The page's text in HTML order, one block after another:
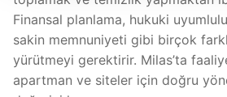
Finansal planlama, hukuki
sakin memnuniyeti gibi birçok
yürütmeyi gerektirir. Milas’ta
apartman ve siteler için doğru